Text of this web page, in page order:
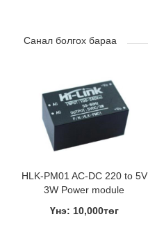
Санал болгох бараа
HLK-PM01 AC-DC 220 to 5V
3W Power module
Үнэ: 10,000төг